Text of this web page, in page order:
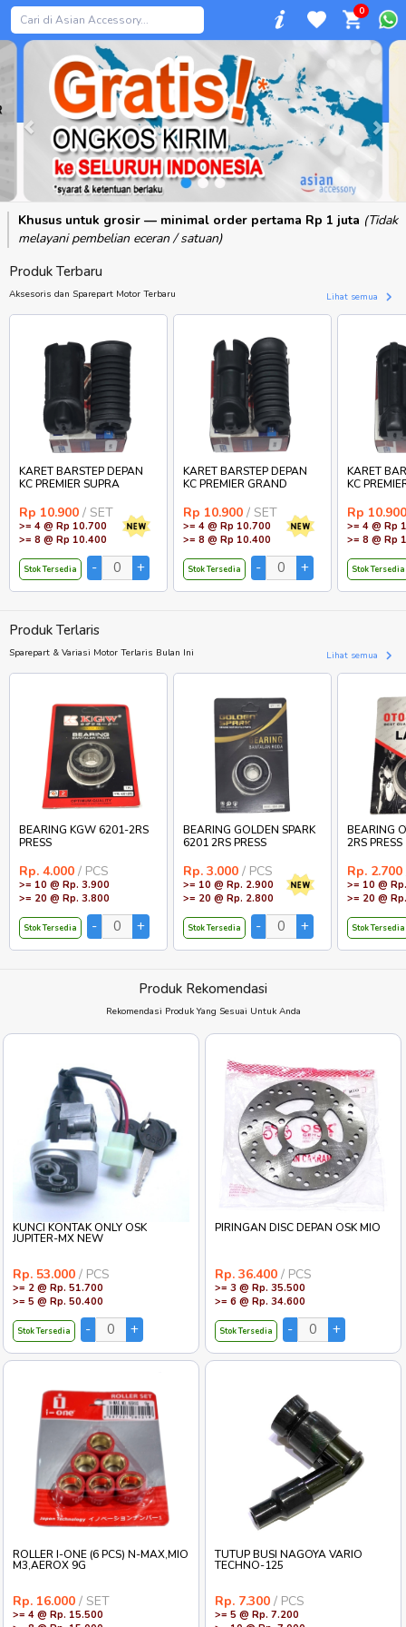
0
Khusus untuk grosir — minimal order pertama Rp 1 juta (Tidak
melayani pembelian eceran / satuan)
Produk Terbaru
Aksesoris dan Sparepart Motor Terbaru Lihat semua
KARET BARSTEP DEPAN
KC PREMIER SUPRA
Rp 10.900 / SET
>= 4 @ Rp 10.700
>= 8 @ Rp 10.400
Stok Tersedia
KARET BARSTEP DEPAN
KC PREMIER GRAND
Rp 10.900 / SET
>= 4 @ Rp 10.700
>= 8 @ Rp 10.400
Stok Tersedia
KARET
KC
Rp 10.900
>= 4 @ Rp
>= 8 @ Rp
Stok Tersedia
Produk Terlaris
Sparepart & Variasi Motor Terlaris Bulan Ini Lihat semua
BEARING KGW 6201-2RS
PRESS
Rp. 4.000 / PCS
>= 10 @ Rp. 3.900
>= 20 @ Rp. 3.800
Stok Tersedia
BEARING GOLDEN SPARK
6201 2RS PRESS
Rp. 3.000 / PCS
>= 10 @ Rp. 2.900
>= 20 @ Rp. 2.800
Stok Tersedia
BEARING
2RS PRESS
Rp. 2.700
>= 10 @
>= 20 @
Stok Tersedia
Produk Rekomendasi
Rekomendasi Produk Yang Sesuai Untuk Anda
KUNCI KONTAK ONLY OSK
JUPITER-MX NEW
Rp. 53.000 / PCS
>= 2 @ Rp. 51.700
>= 5 @ Rp. 50.400
Stok Tersedia
PIRINGAN DISC DEPAN OSK MIO
Rp. 36.400 / PCS
>= 3 @ Rp. 35.500
>= 6 @ Rp. 34.600
Stok Tersedia
ROLLER I-ONE (6 PCS) N-MAX,MIO
M3,AEROX 9G
Rp. 16.000 / SET
>= 4 @ Rp. 15.500
TUTUP BUSI NAGOYA VARIO
TECHNO-125
Rp. 7.300 / PCS
>= 5 @ Rp. 7.200